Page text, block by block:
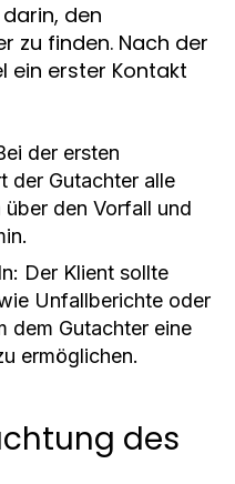
den
zu finden. Nach der
ein erster Kontakt
der ersten
der Gutachter alle
den Vorfall und
Der Klient sollte
Unfallberichte oder
dem Gutachter eine
ermöglichen.
des